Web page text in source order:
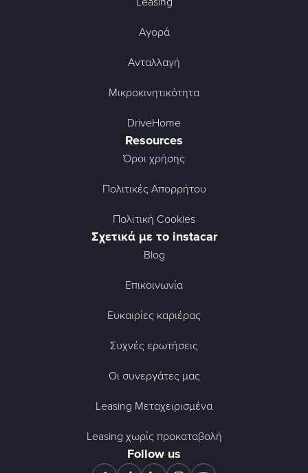
Αγορά
Ανταλλαγή
Μικροκινητικότητα
DriveHome
Resources
Όροι χρήσης
Πολιτικές Απορρήτου
Πολιτική Cookies
Σχετικά με το instacar
Blog
Επικοινωνία
Ευκαιρίες καριέρας
Συχνές ερωτήσεις
Οι συνεργάτες μας
Leasing Μεταχειρισμένα
Leasing χωρίς προκαταβολή
Follow us